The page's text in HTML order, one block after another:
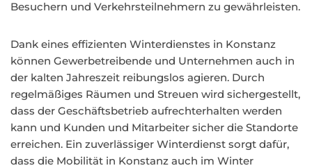
Besuchern und Verkehrsteilnehmern zu gewährleisten.
Dank eines effizienten Winterdienstes in Konstanz
können Gewerbetreibende und Unternehmen auch in
der kalten Jahreszeit reibungslos agieren. Durch
regelmäßiges Räumen und Streuen wird sichergestellt,
dass der Geschäftsbetrieb aufrechterhalten werden
kann und Kunden und Mitarbeiter sicher die Standorte
erreichen. Ein zuverlässiger Winterdienst sorgt dafür,
dass die Mobilität in Konstanz auch im Winter